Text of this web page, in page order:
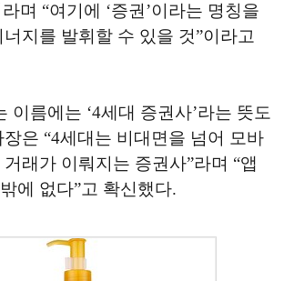
며 “여기에 ‘증권’이라는 명칭을
지를 발휘할 수 있을 것”이라고
이름에는 ‘4세대 증권사’라는 뜻도
은 “4세대는 비대면을 넘어 모바
래가 이뤄지는 증권사”라며 “앱
에 없다”고 확신했다.